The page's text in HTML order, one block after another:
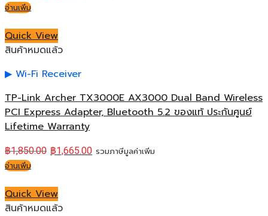
อ่านเพิ่ม
Quick View
สินค้าหมดแล้ว
Wi-Fi Receiver
TP-Link Archer TX3000E AX3000 Dual Band Wireless
PCI Express Adapter, Bluetooth 5.2 ของแท้ ประกันศูนย์
Lifetime Warranty
฿1,850.00 ฿1,665.00 รวมภาษีมูลค่าเพิ่ม
อ่านเพิ่ม
Quick View
สินค้าหมดแล้ว